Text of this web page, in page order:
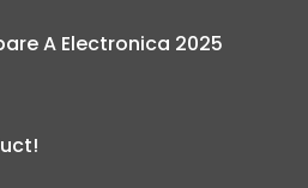
A Electronica 2025